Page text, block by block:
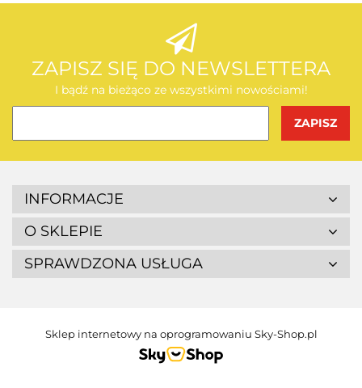
AEG
ZAPISZ SIĘ DO NEWSLETTERA
I bądź na bieżąco ze wszystkimi nowościami!
INFORMACJE
O SKLEPIE
SPRAWDZONA USŁUGA
Sklep internetowy na oprogramowaniu Sky-Shop.pl